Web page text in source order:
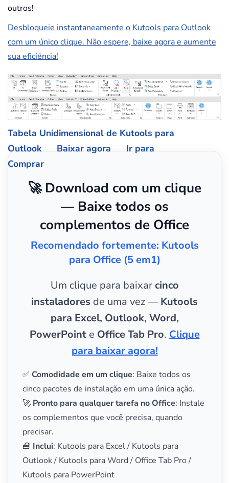
outros!
Desbloqueie instantaneamente o Kutools para Outlook
com um único clique. Não espere, baixe agora e aumente
sua eficiência!
Tabela Unidimensional de Kutools para
Outlook
Baixar agora
Ir para
Comprar
🚀 Download com um clique
— Baixe todos os
complementos de Office
Recomendado fortemente: Kutools
para Office (5 em1)
Um clique para baixarcinco
instaladores de uma vez — Kutools
para Excel, Outlook, Word,
PowerPointe Office Tab Pro. Clique
para baixar agora!
✅ Comodidade em um clique: Baixe todos os
cinco pacotes de instalação em uma única ação.
🚀 Pronto para qualquer tarefa no Office: Instale
os complementos que você precisa, quando
precisar.
🧰 Inclui: Kutools para Excel / Kutools para
Outlook / Kutools para Word / Office Tab Pro /
Kutools para PowerPoint